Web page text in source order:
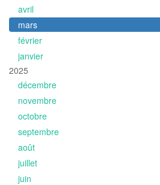
avril
mars
février
janvier
2025
décembre
novembre
octobre
septembre
août
juillet
juin